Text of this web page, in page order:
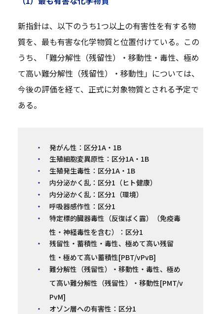
新指針は、以下のうち1つ以上の有害性を有する物
質を、最も有害な化学物質と位置付けている。この
うち、「難分解性（残留性）・移動性・毒性、極め
て高い難分解性（残留性）・移動性」については、
今後の評価を経て、正式に対象物質とされる予定で
ある。
発がん性：区分1A・1B
生殖細胞変異原性：区分1A・1B
生殖発生毒性：区分1A・1B
内分泌かく乱：区分1（ヒト健康）
内分泌かく乱：区分1（環境）
呼吸器感作性：区分1
特定標的臓器毒性（反復ばく露）（免疫毒
性・神経毒性を含む）：区分1
残留性・蓄積性・毒性、極めて高い残留
性・極めて高い蓄積性[PBT/vPvB]
難分解性（残留性）・移動性・毒性、極め
て高い難分解性（残留性）・移動性[PMT/v
PvM]
オゾン層への有害性：区分1